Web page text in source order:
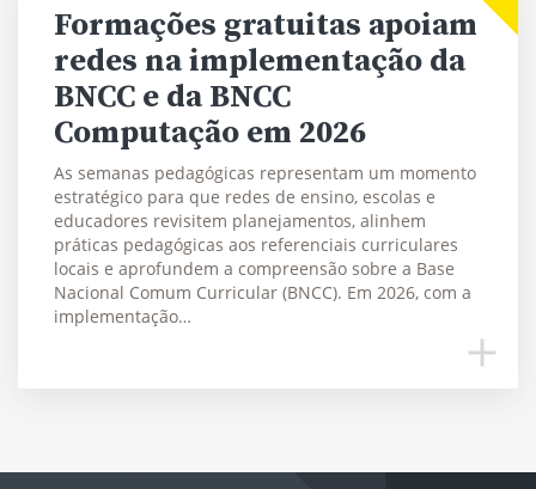
Formações gratuitas apoiam
redes na implementação da
BNCC e da BNCC
Computação em 2026
As semanas pedagógicas representam um momento
estratégico para que redes de ensino, escolas e
educadores revisitem planejamentos, alinhem
práticas pedagógicas aos referenciais curriculares
locais e aprofundem a compreensão sobre a Base
Nacional Comum Curricular (BNCC). Em 2026, com a
implementação…